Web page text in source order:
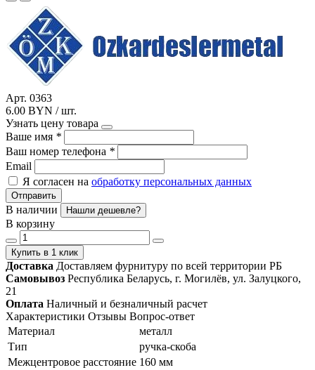
Арт. 0363
6.00 BYN / шт.
Узнать цену товара
Ваше имя *
Ваш номер телефона *
Email
Я согласен на обработку персональных данных
Отправить
В наличии Нашли дешевле?
В корзину
Купить в 1 клик
Доставка Доставляем фурнитуру по всей территории РБ
Самовывоз Республика Беларусь, г. Могилёв, ул. Залуцкого,
21
Оплата Наличный и безналичный расчет
Характеристики Отзывы Вопрос-ответ
Материал
металл
Тип
ручка-скоба
Межцентровое расстояние 160 мм